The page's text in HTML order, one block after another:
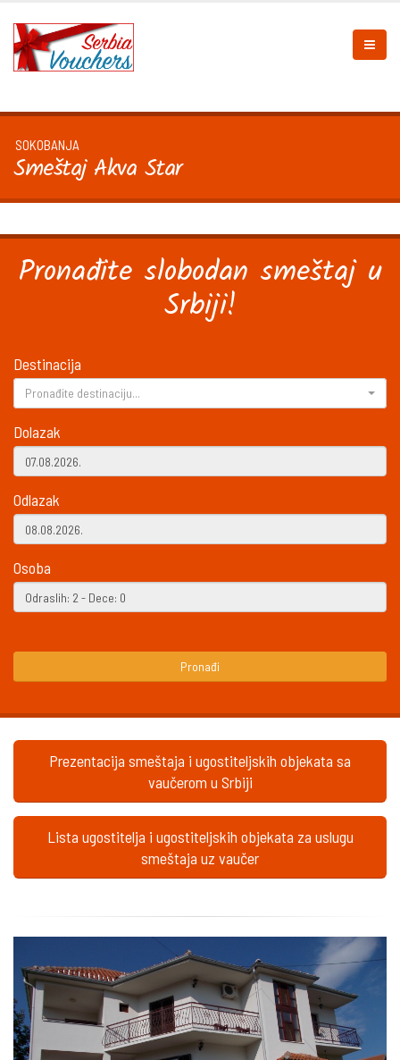
SOKOBANJA
Smeštaj Akva Star
Pronađite slobodan smeštaj u
Srbiji!
Destinacija
Pronađite destinaciju...
Dolazak
Odlazak
Osoba
Pronađi
Prezentacija smeštaja i ugostiteljskih objekata sa
vaučerom u Srbiji
Lista ugostitelja i ugostiteljskih objekata za uslugu
smeštaja uz vaučer